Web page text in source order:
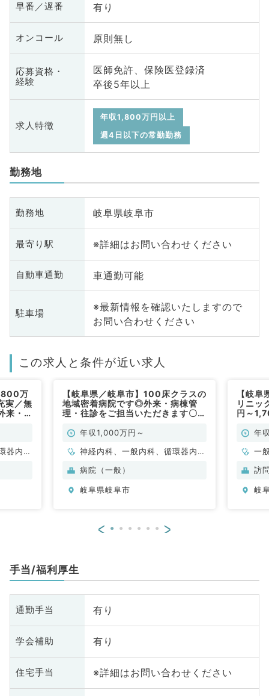
早番／遅番 有り
オンコール 原則無し
応募資格・
経験
医師免許、保険医登録済
卒後5年以上
求人特徴
年収1,800万円以上
週4日以下の常勤勤務
勤務地
勤務地 岐阜県岐阜市
最寄り駅 ※詳細はお問い合わせください
自動車通勤 車通勤可能
駐車場
※最新情報を確認いたしますので
お問い合わせください
この求人と条件が近い求人
万
実／無
来・
器内
【岐阜県／岐阜市】100床クラスの
地域密着病院です◎外来・病棟管
理・往診をご担当いただきます〇週
年収1,000万円～
神経内科、一般内科、循環器内
科、呼吸器内科、消化器内科、内
内科、消化器外科
病院（一般）
岐阜県岐阜市
【岐
リニ
円～
年
一
般
訪
岐
< >
手当/福利厚生
通勤手当 有り
学会補助 有り
住宅手当 ※詳細はお問い合わせください